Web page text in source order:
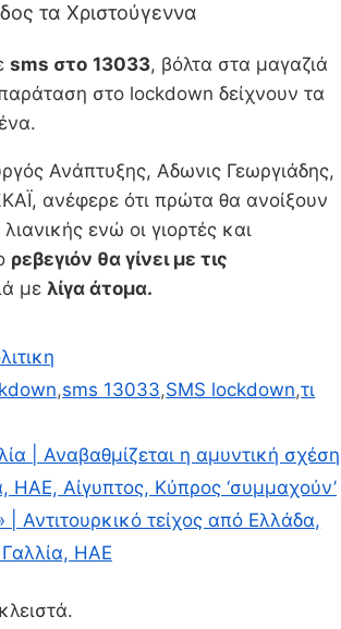
τα Χριστούγεννα
sms στο 13033, βόλτα στα μαγαζιά
στο lockdown δείχνουν τα
Ανάπτυξης, Αδωνις Γεωργιάδης,
ανέφερε ότι πρώτα θα ανοίξουν
ενώ οι γιορτές και
ρεβεγιόν θα γίνει με τις
με λίγα άτομα.
,sms 13033,SMS lockdown,τι
| Αναβαθμίζεται η αμυντική σχέση
ΗΑΕ, Αίγυπτος, Κύπρος ‘συμμαχούν’
Αντιτουρκικό τείχος από Ελλάδα,
ΗΑΕ